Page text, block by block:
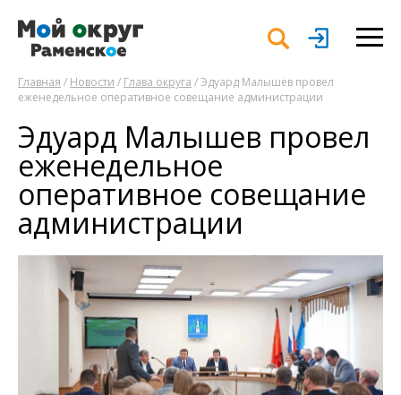
Главная / Новости / Глава округа / Эдуард Малышев провел
еженедельное оперативное совещание администрации
Эдуард Малышев провел
еженедельное
оперативное совещание
администрации